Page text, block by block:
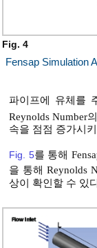
Fig. 4
Fensap Simulation
파이프에 유체를
Reynolds Number
속을 점점 증가시
Fig. 5를 통해
을 통해 Reynolds
상이 확인할 수 있